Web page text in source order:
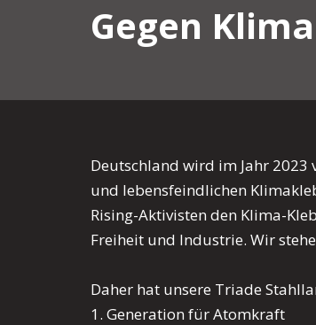
Gegen
Deutschland wird im Jahr
und lebensfeindlichen
Rising-Aktivisten den Klima-
Freiheit und Industrie. Wir
Daher hat unsere Triade
1. Generation für Atomkraft